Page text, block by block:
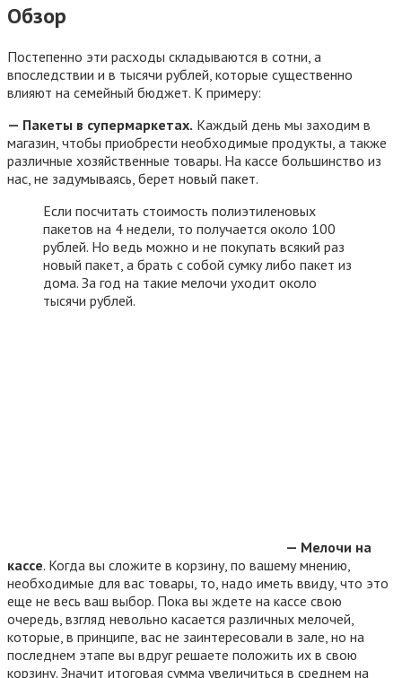
Обзор
Постепенно эти расходы складываются в сотни, а
впоследствии и в тысячи рублей, которые существенно
влияют на семейный бюджет. К примеру:
— Пакеты в супермаркетах. Каждый день мы заходим в
магазин, чтобы приобрести необходимые продукты, а также
различные хозяйственные товары. На кассе большинство из
нас, не задумываясь, берет новый пакет.
Если посчитать стоимость полиэтиленовых
пакетов на 4 недели, то получается около 100
рублей. Но ведь можно и не покупать всякий раз
новый пакет, а брать с собой сумку либо пакет из
дома. За год на такие мелочи уходит около
тысячи рублей.
— Мелочи на
кассе. Когда вы сложите в корзину, по вашему мнению,
необходимые для вас товары, то, надо иметь ввиду, что это
еще не весь ваш выбор. Пока вы ждете на кассе свою
очередь, взгляд невольно касается различных мелочей,
которые, в принципе, вас не заинтересовали в зале, но на
последнем этапе вы вдруг решаете положить их в свою
корзину. Значит итоговая сумма увеличиться в среднем на